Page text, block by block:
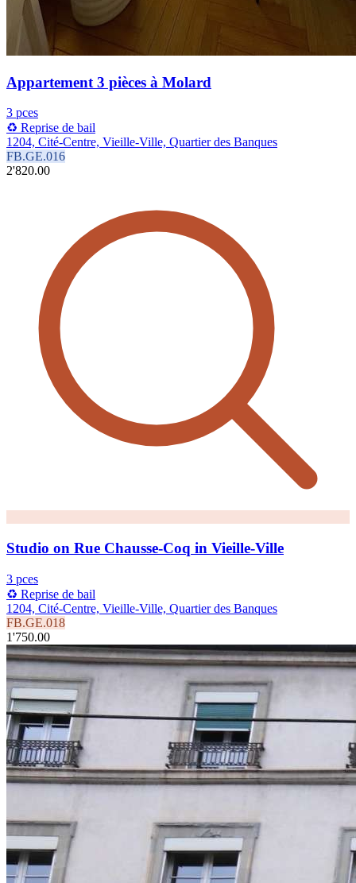
Appartement 3 pièces à Molard
3 pces
♻️ Reprise de bail
1204, Cité-Centre, Vieille-Ville, Quartier des Banques
FB.GE.016
2'820.00
Studio on Rue Chausse-Coq in Vieille-Ville
3 pces
♻️ Reprise de bail
1204, Cité-Centre, Vieille-Ville, Quartier des Banques
FB.GE.018
1'750.00